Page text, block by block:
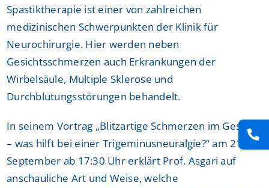
Spastiktherapie ist einer von zahlreichen
medizinischen Schwerpunkten der Klinik für
Neurochirurgie. Hier werden neben
Gesichtsschmerzen auch Erkrankungen der
Wirbelsäule, Multiple Sklerose und
Durchblutungsstörungen behandelt.
In seinem Vortrag „Blitzartige Schmerzen im Gesicht
– was hilft bei einer Trigeminusneuralgie?“ am 21.
September ab 17:30 Uhr erklärt Prof. Asgari auf
anschauliche Art und Weise, welche